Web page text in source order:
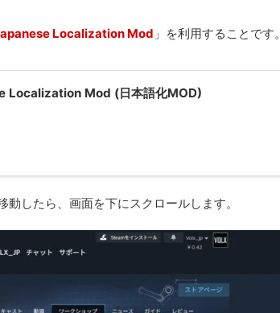
Localization Mod 」を利用することです。
Mod (日本語化MOD)
したら、画面を下にスクロールします。